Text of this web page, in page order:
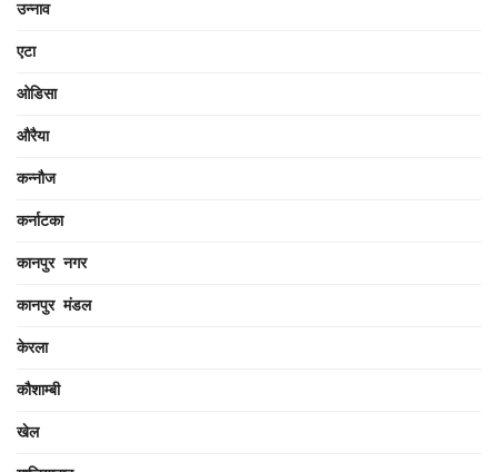
उन्नाव
एटा
ओडिसा
औरैया
कन्नौज
कर्नाटका
कानपुर नगर
कानपुर मंडल
केरला
कौशाम्बी
खेल